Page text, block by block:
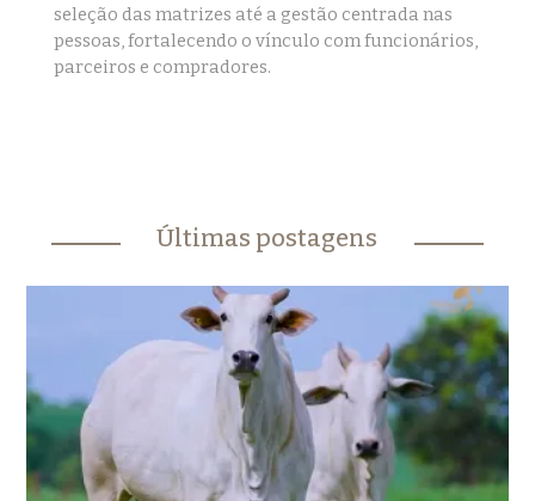
seleção das matrizes até a gestão centrada nas
pessoas, fortalecendo o vínculo com funcionários,
parceiros e compradores.
Últimas postagens